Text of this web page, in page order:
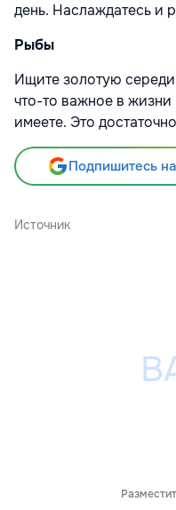
день. Наслаждатесь и
Рыбы
Ищите золотую
что-то важное в жизни
имеете. Это
Подпишитесь
Источник